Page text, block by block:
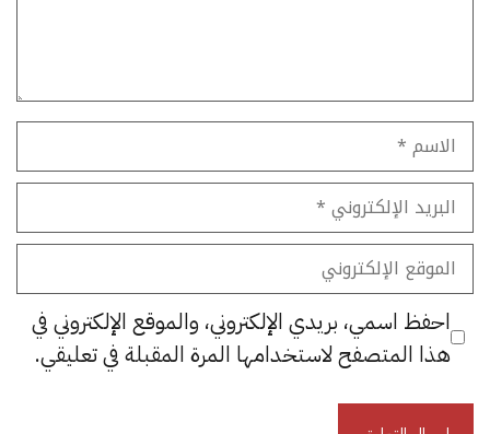
الاسم
البريد
الإلكتروني
الموقع
الإلكتروني
احفظ اسمي، بريدي الإلكتروني، والموقع الإلكتروني في
هذا المتصفح لاستخدامها المرة المقبلة في تعليقي.